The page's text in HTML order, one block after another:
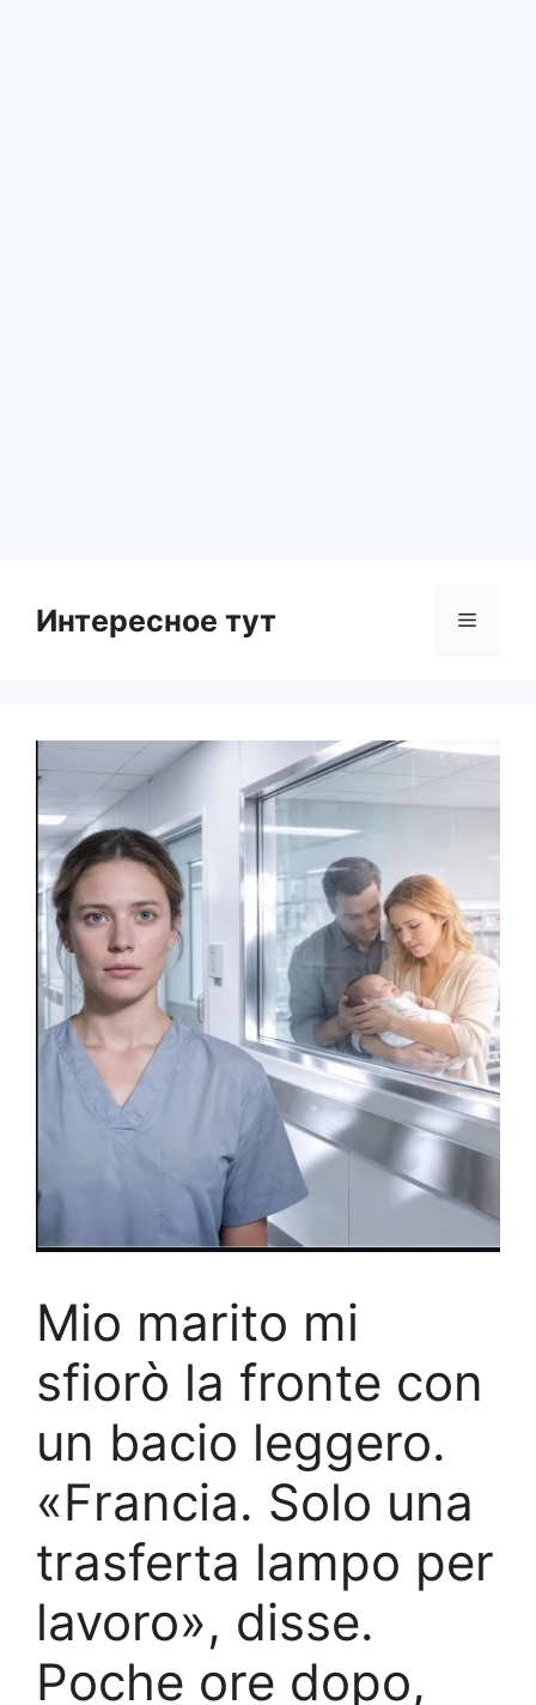
Интересное тут Menu
Mio marito mi
sfiorò la fronte con
un bacio leggero.
«Francia. Solo una
trasferta lampo per
lavoro», disse.
Poche ore dopo,